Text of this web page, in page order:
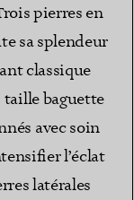
pierres en
sa splendeur
classique
taille baguette
avec soin
l’éclat
latérales